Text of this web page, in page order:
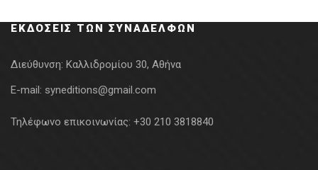
ΕΚΔΌΣΕΙΣ ΤΩΝ ΣΥΝΑΔΈΛΦΩΝ
Διεύθυνση: Καλλιδρομίου 30, Αθήνα
E-mail: syneditions@gmail.com
Τηλέφωνο επικοινωνίας: +30 210 3818840